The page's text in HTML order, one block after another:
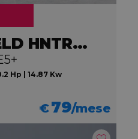
ROYAL ENFIELD HNTR 350
Hp | 14.87 Kw
€79/mese